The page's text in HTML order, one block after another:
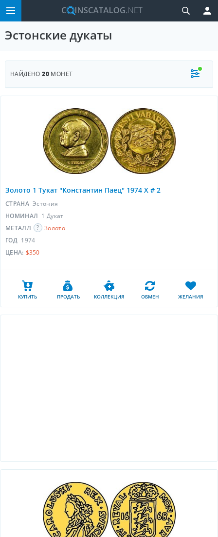
Эстонские дукаты
НАЙДЕНО20 МОНЕТ
Золото 1 Тукат "Константин Паец" 1974 X # 2
СТРАНА Эстония
НОМИНАЛ 1 Дукат
МЕТАЛЛ
Золото
ГОД 1974
ЦЕНА: $350
КУПИТЬ ПРОДАТЬ КОЛЛЕКЦИЯ ОБМЕН ЖЕЛАНИЯ